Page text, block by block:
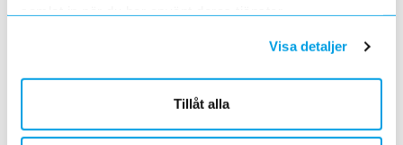
samlat in när du har använt deras tjänster.
Visa detaljer
Tillåt alla
2022-03-03
har Elektroskandia adresserat och tagit avstånd från alla